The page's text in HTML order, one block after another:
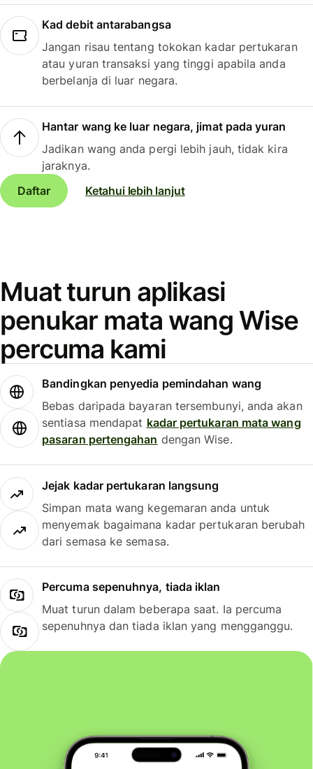
Kad debit antarabangsa
Jangan risau tentang tokokan kadar pertukaran
atau yuran transaksi yang tinggi apabila anda
berbelanja di luar negara.
Hantar wang ke luar negara, jimat pada yuran
Jadikan wang anda pergi lebih jauh, tidak kira
jaraknya.
Daftar
Ketahui lebih lanjut
Muat turun aplikasi
penukar mata wang Wise
percuma kami
Bandingkan penyedia pemindahan wang
Bebas daripada bayaran tersembunyi, anda akan
sentiasa mendapat kadar pertukaran mata wang
pasaran pertengahan dengan Wise.
Jejak kadar pertukaran langsung
Simpan mata wang kegemaran anda untuk
menyemak bagaimana kadar pertukaran berubah
dari semasa ke semasa.
Percuma sepenuhnya, tiada iklan
Muat turun dalam beberapa saat. Ia percuma
sepenuhnya dan tiada iklan yang mengganggu.